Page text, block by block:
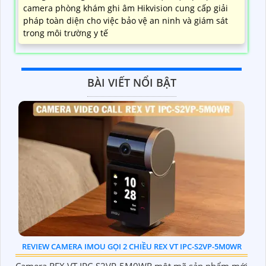
camera phòng khám ghi âm Hikvision cung cấp giải
pháp toàn diện cho việc bảo vệ an ninh và giám sát
trong môi trường y tế
BÀI VIẾT NỔI BẬT
REVIEW CAMERA IMOU GỌI 2 CHIỀU REX VT IPC-S2VP-5M0WR